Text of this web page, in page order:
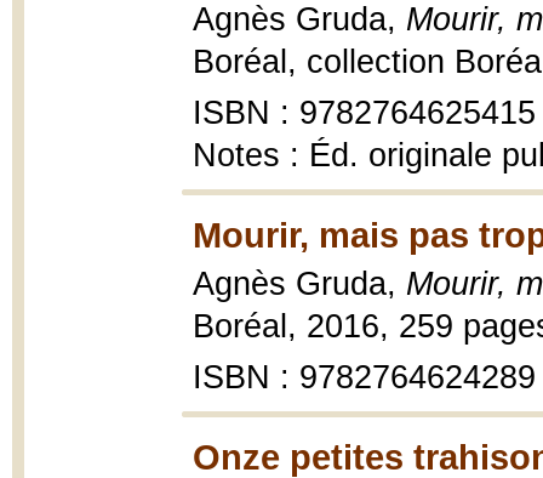
Agnès Gruda, Mourir,
Boréal, collection
ISBN : 9782764625415
Notes : Éd. originale
Mourir, mais pas
Agnès Gruda, Mourir,
Boréal, 2016, 259
ISBN : 9782764624289
Onze petites